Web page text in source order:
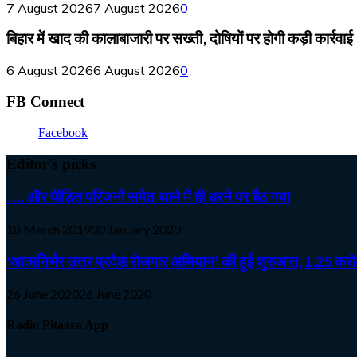
7 August 20267 August 20260
बिहार में खाद की कालाबाजारी पर सख्ती, दोषियों पर होगी कड़ी कार्रवाई
6 August 20266 August 20260
FB Connect
Facebook
Editor's picks
…. और पीड़ित परिजनों समेत थाने में ही धरने पर बैठ गया
18 March 201930 January 2020
‘आत्मनिर्भर उत्तर प्रदेश रोजगार अभियान’ की हुई शुरुआत, 1.25
26 June 202026 June 2020
Radio Pitaara App